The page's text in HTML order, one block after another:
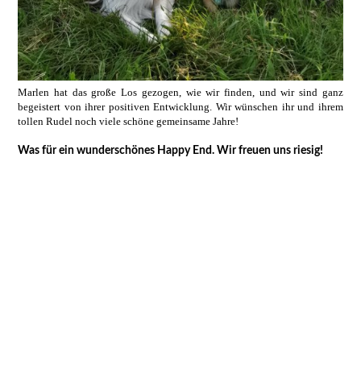
Marlen hat das große Los gezogen, wie wir finden, und wir sind ganz
begeistert von ihrer positiven Entwicklung. Wir wünschen ihr und ihrem
tollen Rudel noch viele schöne gemeinsame Jahre!
Was für ein wunderschönes Happy End. Wir freuen uns riesig!